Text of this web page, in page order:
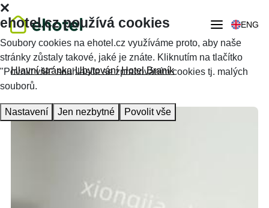
ENG
Hlavní stránka Ubytování Hotel Braník
ehotel.cz používá cookies
Soubory cookies na ehotel.cz využíváme proto, aby naše
stránky zůstaly takové, jaké je znáte. Kliknutím na tlačítko
"Povolit vše" souhlasíte se zpracováním cookies tj. malých
souborů.
Nastavení Jen nezbytné Povolit vše